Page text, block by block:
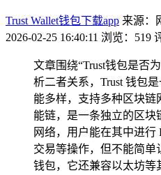
Trust Wallet钱包下载app 来源：
2026-02-25 16:40:11 浏览：519
文章围绕“Trust钱包是否
析二者关系，Trust 钱包
能多样，支持多种区块链
能链，是一条独立的区块
网络，用户能在其中进行
交易等操作，但不能简单
钱包，它还兼容以太坊等